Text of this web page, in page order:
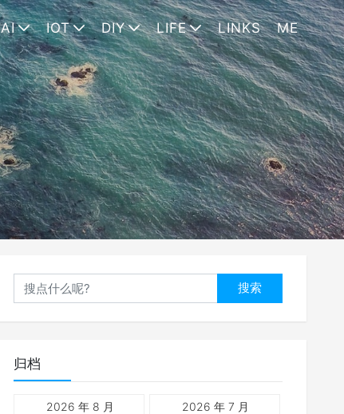
AI IOT DIY LIFE LINKS ME
搜索
归档
2026 年 8 月 2026 年 7 月